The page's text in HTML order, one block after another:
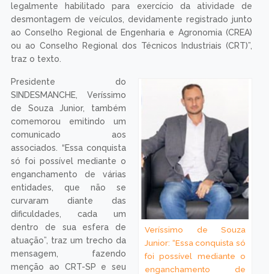
legalmente habilitado para exercício da atividade de
desmontagem de veículos, devidamente registrado junto
ao Conselho Regional de Engenharia e Agronomia (CREA)
ou ao Conselho Regional dos Técnicos Industriais (CRT)”,
traz o texto.
Veríssimo de Souza
Junior: “Essa conquista só
foi possível mediante o
enganchamento de
Presidente do
SINDESMANCHE, Veríssimo
de Souza Junior, também
comemorou emitindo um
comunicado aos
associados. “Essa conquista
só foi possível mediante o
enganchamento de várias
entidades, que não se
curvaram diante das
dificuldades, cada um
dentro de sua esfera de
atuação”, traz um trecho da
mensagem, fazendo
menção ao CRT-SP e seu